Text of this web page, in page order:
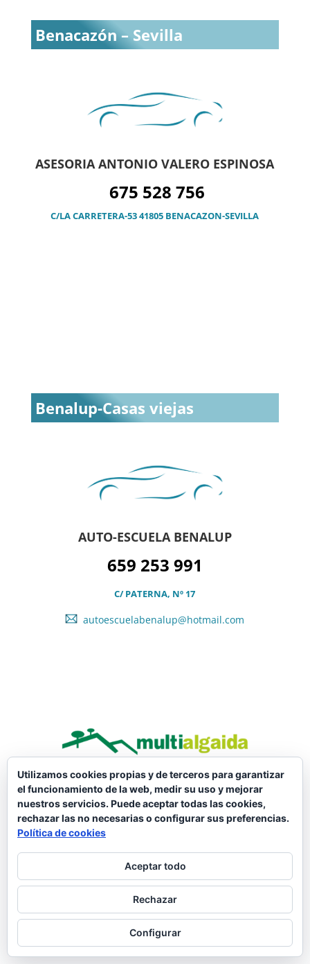
Benacazón – Sevilla
ASESORIA ANTONIO VALERO ESPINOSA
675 528 756
C/LA CARRETERA-53 41805 BENACAZON-SEVILLA
Benalup-Casas viejas
AUTO-ESCUELA BENALUP
659 253 991
C/ PATERNA, Nº 17
autoescuelabenalup@hotmail.com
Utilizamos cookies propias y de terceros para garantizar
el funcionamiento de la web, medir su uso y mejorar
nuestros servicios. Puede aceptar todas las cookies,
rechazar las no necesarias o configurar sus preferencias.
Política de cookies
Aceptar todo
Rechazar
Configurar